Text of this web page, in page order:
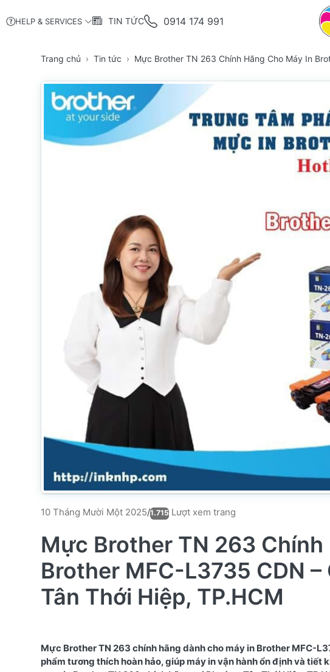
HELP & SERVICES TIN TỨC 0914 174 991
Trang chủ Tin tức Mực Brother TN 263 Chính Hãng Cho Máy In
10 Tháng Mười Một 2025/1.715 Lượt xem trang
Mực Brother TN 263 Chính
Brother MFC-L3735 CDN
Tân Thới Hiệp, TP.HCM
Mực Brother TN 263 chính hãng dành cho máy in Brother MFC-
phẩm tương thích hoàn hảo, giúp máy in vận hành ổn định và tiết